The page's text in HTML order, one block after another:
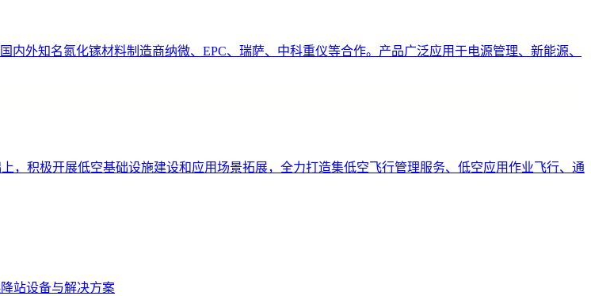
外知名氮化镓材料制造商纳微、EPC、瑞萨、中科重仪等合作。产品广泛应用于电源管理、新能源、
，积极开展低空基础设施建设和应用场景拓展，全力打造集低空飞行管理服务、低空应用作业飞行、通
站设备与解决方案